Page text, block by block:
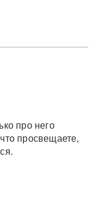
про него
просвещаете,